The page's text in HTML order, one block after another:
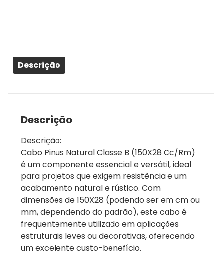
Descrição
Descrição
Descrição:
Cabo Pinus Natural Classe B (150X28 Cc/Rm)
é um componente essencial e versátil, ideal
para projetos que exigem resistência e um
acabamento natural e rústico. Com
dimensões de 150X28 (podendo ser em cm ou
mm, dependendo do padrão), este cabo é
frequentemente utilizado em aplicações
estruturais leves ou decorativas, oferecendo
um excelente custo-benefício.